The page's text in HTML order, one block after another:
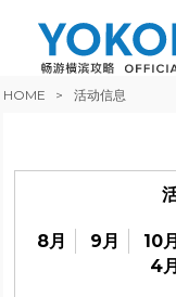
HOME 活动信息
8月 9月 10月
4月